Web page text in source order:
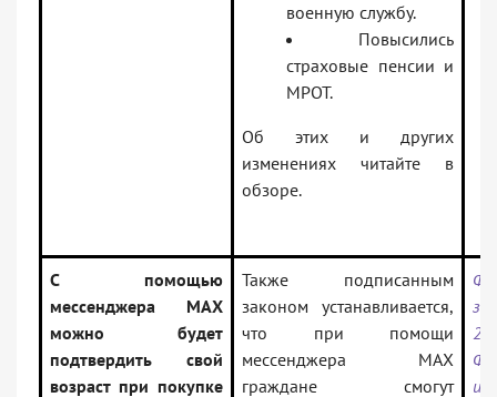
военную службу.
Повысились
страховые пенсии и
МРОТ.
Об этих и других
изменениях читайте в
обзоре.
С помощью
мессенджера MAX
можно будет
подтвердить свой
возраст при покупке
Также подписанным
законом устанавливается,
что при помощи
мессенджера MAX
граждане смогут